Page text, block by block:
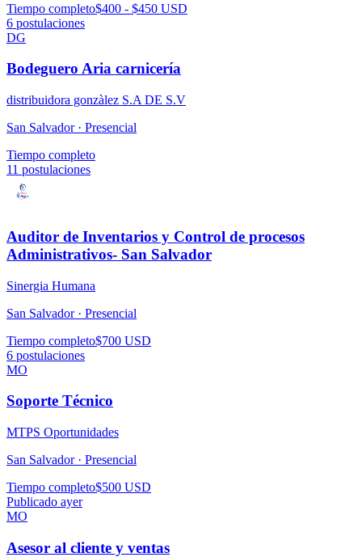
Tiempo completo$400 - $450 USD
6 postulaciones
DG
Bodeguero Aria carnicería
distribuidora gonzàlez S.A DE S.V
San Salvador · Presencial
Tiempo completo
11 postulaciones
Auditor de Inventarios y Control de procesos
Administrativos- San Salvador
Sinergia Humana
San Salvador · Presencial
Tiempo completo$700 USD
6 postulaciones
MO
Soporte Técnico
MTPS Oportunidades
San Salvador · Presencial
Tiempo completo$500 USD
Publicado ayer
MO
Asesor al cliente y ventas